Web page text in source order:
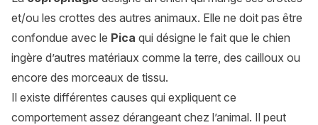
et/ou les crottes des autres animaux. Elle ne doit pas être
confondue avec le Pica qui désigne le fait que le chien
ingère d’autres matériaux comme la terre, des cailloux ou
encore des morceaux de tissu.
Il existe différentes causes qui expliquent ce
comportement assez dérangeant chez l’animal. Il peut